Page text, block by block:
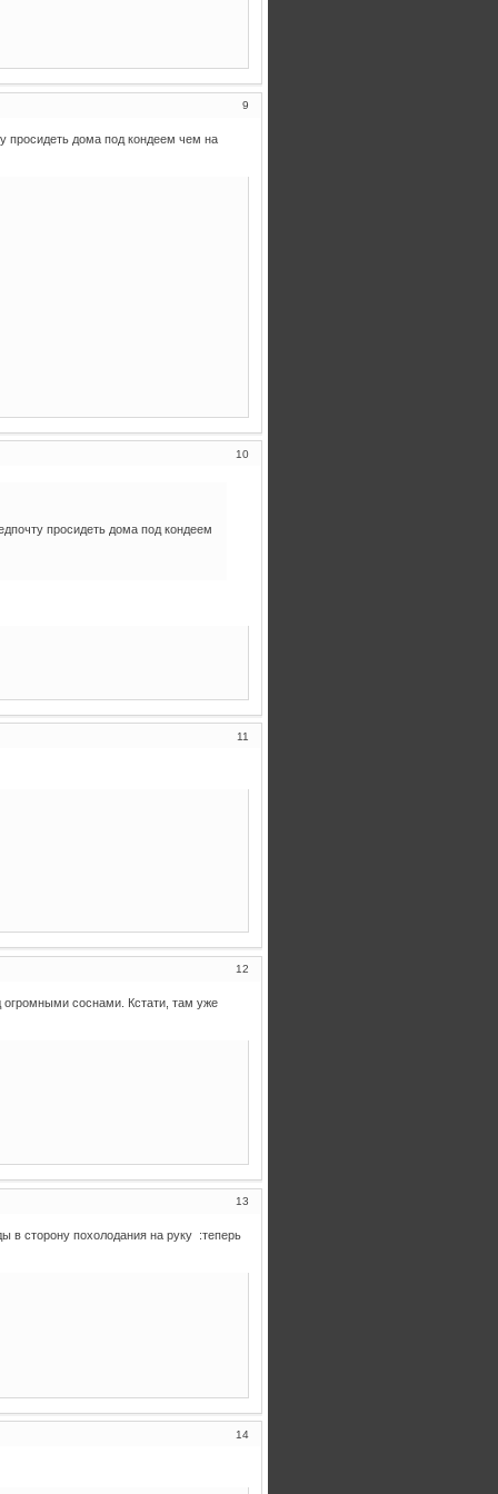
9
просидеть дома под кондеем чем на
10
просидеть дома под кондеем
11
12
соснами. Кстати, там уже
13
в сторону похолодания на руку :теперь
14